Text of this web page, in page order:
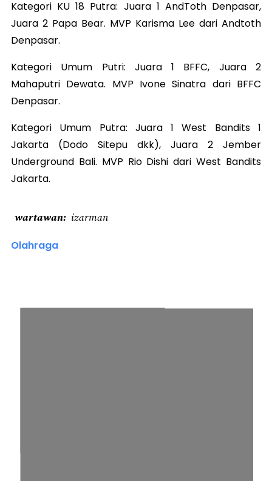
Kategori KU 18 Putra: Juara 1 AndToth Denpasar,
Juara 2 Papa Bear. MVP Karisma Lee dari Andtoth
Denpasar.
Kategori Umum Putri: Juara 1 BFFC, Juara 2
Mahaputri Dewata. MVP Ivone Sinatra dari BFFC
Denpasar.
Kategori Umum Putra: Juara 1 West Bandits 1
Jakarta (Dodo Sitepu dkk), Juara 2 Jember
Underground Bali. MVP Rio Dishi dari West Bandits
Jakarta.
wartawan izarman
Olahraga